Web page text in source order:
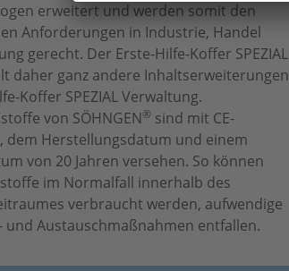
erweitert und werden somit den
Anforderungen in Industrie, Handel
gerecht. Der Erste-Hilfe-Koffer SPEZIAL
daher ganz andere Inhaltserweiterungen
Koffer SPEZIALVerwaltung.
von SÖHNGEN® sind mit CE-
dem Herstellungsdatum und einem
von 20 Jahren versehen. So können
im Normalfall innerhalb des
verbraucht werden, aufwendige
und Austauschmaßnahmen entfallen.